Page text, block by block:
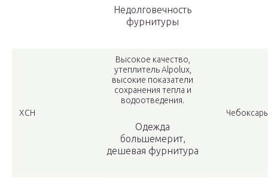
Недолговечность
фурнитуры
ХСН
Высокое качество,
утеплитель Alpolux,
высокие показатели
сохранения тепла и
водоотведения.
Одежда
большемерит,
дешевая фурнитура